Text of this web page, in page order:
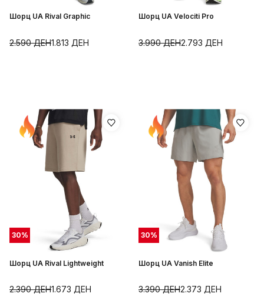
Шорц UA Rival Graphic
1.813 ДЕН
2.590ДЕН
Шорц UA Velociti Pro
2.793 ДЕН
3.990ДЕН
30%
Шорц UA Rival Lightweight
1.673 ДЕН
2.390ДЕН
30%
Шорц UA Vanish Elite
2.373 ДЕН
3.390ДЕН